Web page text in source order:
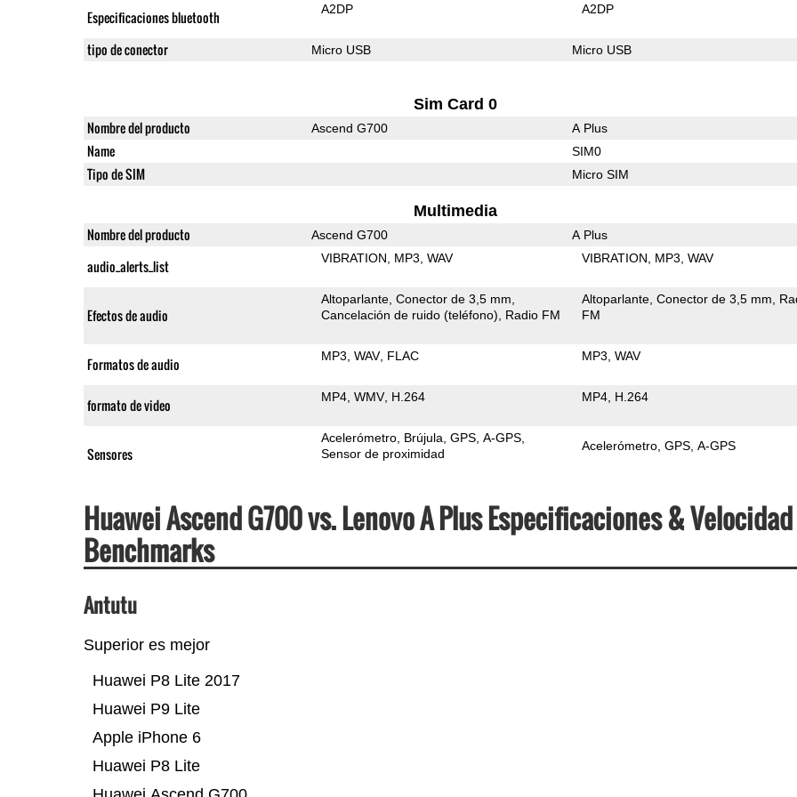
Especificaciones bluetooth A2DP A2DP
tipo de conector Micro USB Micro USB
Sim Card 0
Nombre del producto Ascend G700 A Plus
Name SIM0
Tipo de SIM Micro SIM
Multimedia
Nombre del producto Ascend G700 A Plus
audio_alerts_list VIBRATION MP3 WAV VIBRATION MP3 WAV
Efectos de audio
Altoparlante Conector de 3,5 mm
Cancelación de ruido (teléfono)
Radio FM
Altoparlante Conector de 3,5 mm
FM
Formatos de audio MP3 WAV FLAC MP3 WAV
formato de video MP4 WMV H.264 MP4 H.264
Sensores
Acelerómetro Brújula GPS A-GPS
Sensor de proximidad
Acelerómetro GPS A-GPS
Huawei Ascend G700 vs. Lenovo A Plus Especificaciones & Velocidad
Benchmarks
Antutu
Superior es mejor
Huawei P8 Lite
Apple iPhone 6
Huawei P9 Lite
Huawei P8 Lite 2017